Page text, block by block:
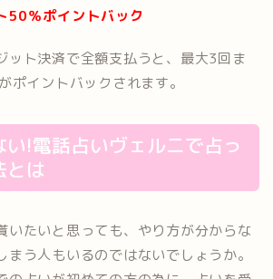
％ポイントバック
ット決済で全額支払うと、最大3回ま
ポイントバックされます。
い!電話占いヴェルニで占っ
とは
いたいと思っても、やり方が分からな
まう人もいるのではないでしょうか。